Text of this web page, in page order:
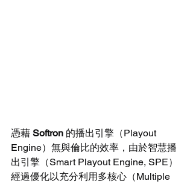
憑藉 Softron 的播出引擎（Playout
Engine）無與倫比的效率，由於智慧播
出引擎（Smart Playout Engine, SPE）
經過優化以充分利用多核心（Multiple